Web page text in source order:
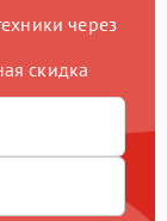
через
скидка